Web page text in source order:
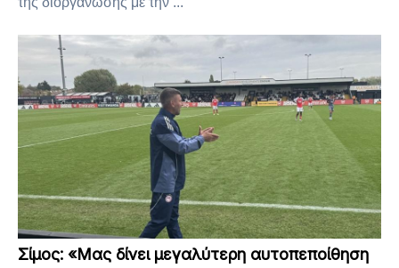
Σίμος: «Μας δίνει μεγαλύτερη αυτοπεποίθηση